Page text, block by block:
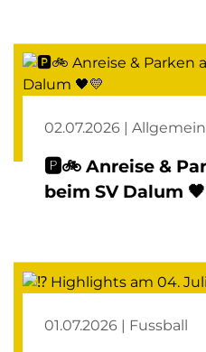
02.07.2026 | Allgemein
🅿️🚲 Anreise &
beim SV Dalum
01.07.2026 | Fussball